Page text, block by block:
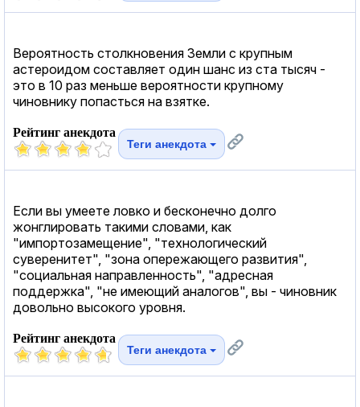
Вероятность столкновения Земли с крупным
астероидом составляет один шанс из ста тысяч -
это в 10 раз меньше вероятности крупному
чиновнику попасться на взятке.
Рейтинг анекдота
Теги анекдота
Если вы умеете ловко и бесконечно долго
жонглировать такими словами, как
"импортозамещение", "технологический
суверенитет", "зона опережающего развития",
"социальная направленность", "адресная
поддержка", "не имеющий аналогов", вы - чиновник
довольно высокого уровня.
Рейтинг анекдота
Теги анекдота